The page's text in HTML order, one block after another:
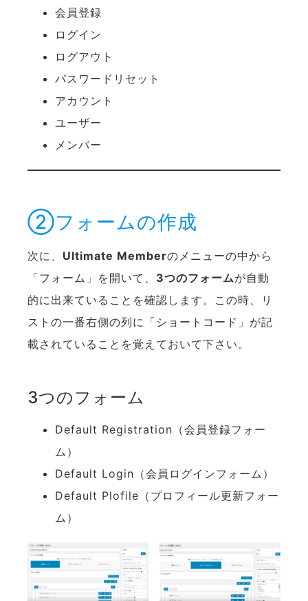
会員登録
ログイン
ログアウト
パスワードリセット
アカウント
ユーザー
メンバー
②フォームの作成
次に、 Ultimate Memberのメニューの中から
「フォーム」を開いて、 3つのフォームが自動
的に出来ていることを確認します。この時、リ
ストの一番右側の列に「ショートコード」が記
載されていることを覚えておいて下さい。
3つのフォーム
Default Registration（会員登録フォー
ム）
Default Login（会員ログインフォーム）
Default Plofile（プロフィール更新フォー
ム）